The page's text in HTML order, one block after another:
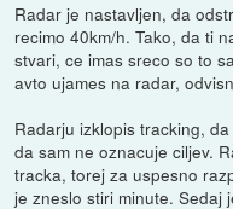
Radar je nastavljen, da
recimo 40km/h. Tako, da ti
stvari, ce imas sreco so to
avto ujames na radar,
Radarju izklopis tracking,
da sam ne oznacuje ciljev.
tracka, torej za uspesno
je zneslo stiri minute. Sedaj